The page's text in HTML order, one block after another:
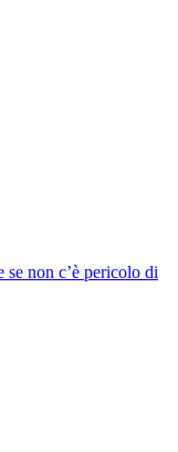
non c’è pericolo di